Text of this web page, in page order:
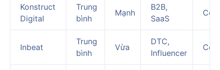
Konstruct
Digital
Trung
bình
Mạnh
B2B,
SaaS
Có
Inbeat
Trung
bình
Vừa
DTC,
Influencer
Có